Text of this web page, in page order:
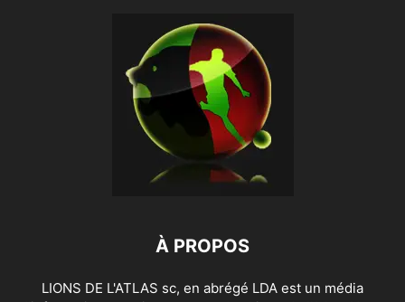
À PROPOS
LIONS DE L'ATLAS sc, en abrégé LDA est un média